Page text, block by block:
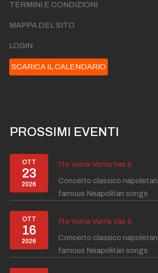
TERMINI E CONDIZIONI
MAPPA DEL SITO
LOGIN
SCARICA IL CALENDARIO
PROSSIMI EVENTI
OTT
23
2026
I'te Vurria Vurria Vas à
Concerto classico
famous Neapolitan songs
OTT
16
2026
I'te Vurria Vurria Vas à
Concerto classico
famous Neapolitan songs